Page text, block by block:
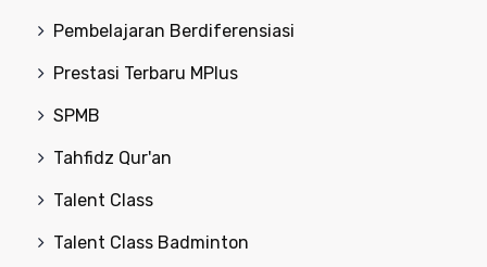
Pembelajaran Berdiferensiasi
Prestasi Terbaru MPlus
SPMB
Tahfidz Qur'an
Talent Class
Talent Class Badminton